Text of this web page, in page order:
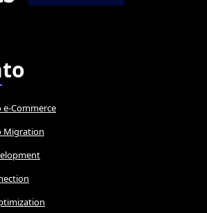
Commerce
Migration